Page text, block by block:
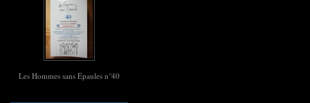
Les Hommes sans Épaules n°40